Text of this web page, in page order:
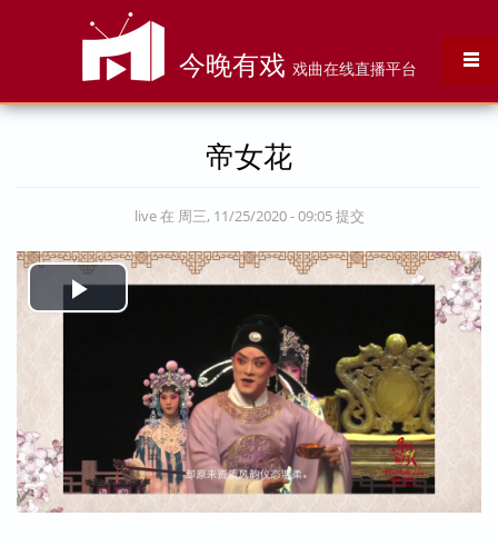
今晚有戏 戏曲在线直播平台
帝女花
live在 周三, 11/25/2020 - 09:05 提交
Play
Video